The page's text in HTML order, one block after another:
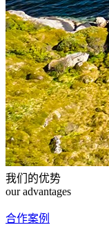
我们的优势
our advantages
合作案例